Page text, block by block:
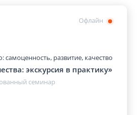
Офлайн
самоценность, развитие, качество
экскурсия в практику»
семинар